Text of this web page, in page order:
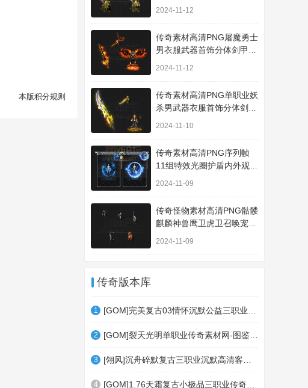
本版积分规则
2024-11-12
传奇素材高清PNG屠魔勇士
男衣服武器首饰分体剑甲套
2024-11-12
传奇素材高清PNG单职业妖
杀男武器衣服首饰分体剑甲
2024-11-10
传奇素材高清PNG序列帧
11组特效光圈护盾内外观齐
2024-11-09
传奇怪物素材高清PNG骷髅
麒麟神兽鹰卫虎卫召唤宠物
2024-11-09
传奇版本库
1
2
3
4